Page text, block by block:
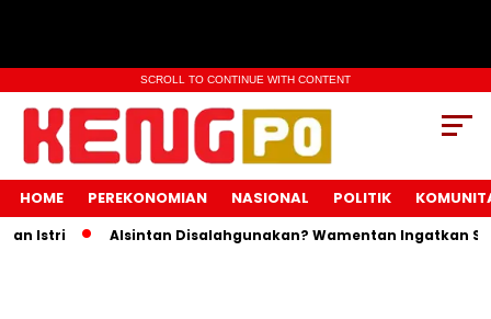
SCROLL TO CONTINUE WITH CONTENT
HOME PEREKONOMIAN NASIONAL POLITIK
Istri Alsintan Disalahgunakan? Wamentan Ingatkan